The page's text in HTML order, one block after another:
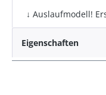
↓ Auslaufmodell!
Eigenschaften